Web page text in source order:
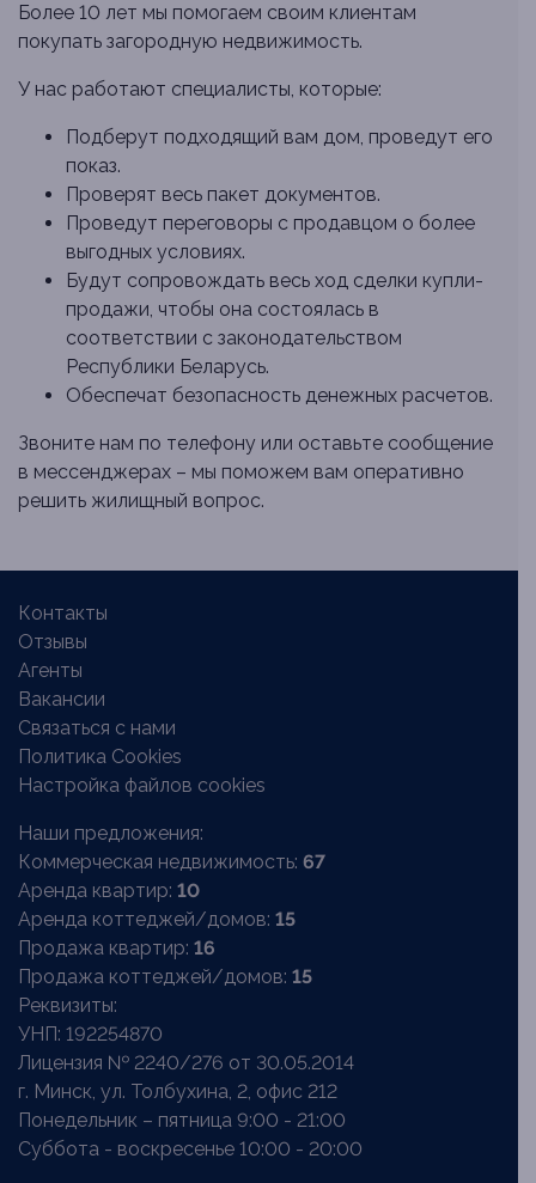
Более 10 лет мы помогаем своим клиентам
покупать загородную недвижимость.
У нас работают специалисты, которые:
Подберут подходящий вам дом, проведут его
показ.
Проверят весь пакет документов.
Проведут переговоры с продавцом о более
выгодных условиях.
Будут сопровождать весь ход сделки купли-
продажи, чтобы она состоялась в
соответствии с законодательством
Республики Беларусь.
Обеспечат безопасность денежных расчетов.
Звоните нам по телефону или оставьте сообщение
в мессенджерах – мы поможем вам оперативно
решить жилищный вопрос.
Контакты
Отзывы
Агенты
Вакансии
Связаться с нами
Политика Cookies
Настройка файлов cookies
Наши предложения:
Коммерческая недвижимость: 67
Аренда квартир: 10
Аренда коттеджей/домов: 15
Продажа квартир: 16
Продажа коттеджей/домов: 15
Реквизиты:
УНП: 192254870
Лицензия № 2240/276 от 30.05.2014
г. Минск, ул. Толбухина, 2, офис 212
Понедельник – пятница 9:00 - 21:00
Суббота - воскресенье 10:00 - 20:00